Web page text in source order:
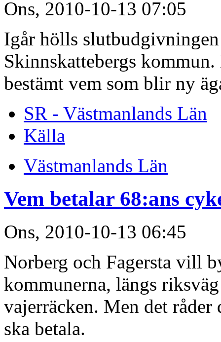
Ons, 2010-10-13 07:05
Igår hölls
Skinnskattebergs
bestämt vem som blir ny
SR - Västmanlands Län
Källa
Västmanlands Län
Vem betalar 68:ans
Ons, 2010-10-13 06:45
Norberg och Fagersta vill
kommunerna, längs
vajerräcken. Men det råder
ska betala.